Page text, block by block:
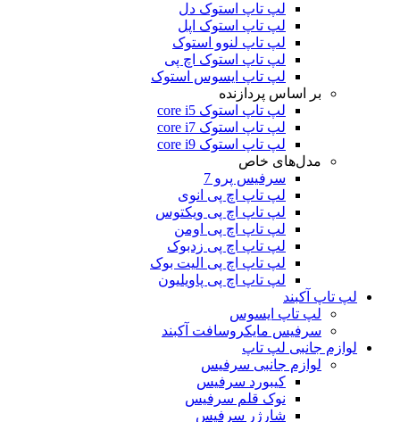
لپ تاپ استوک دل
لپ تاپ استوک اپل
لپ تاپ لنوو استوک
لپ تاپ استوک اچ پی
لپ تاپ ایسوس استوک
بر اساس پردازنده
لپ تاپ استوک core i5
لپ تاپ استوک core i7
لپ تاپ استوک core i9
مدل‌های خاص
سرفیس پرو 7
لپ تاپ اچ پی انوی
لپ تاپ اچ پی ویکتوس
لپ تاپ اچ پی اومن
لپ تاپ اچ پی زدبوک
لپ تاپ اچ پی الیت بوک
لپ تاپ اچ پی پاویلیون
لپ تاپ آکبند
لپ تاپ ایسوس
سرفیس مایکروسافت آکبند
لوازم جانبی لپ تاپ
لوازم جانبی سرفیس
کیبورد سرفیس
نوک قلم سرفیس
شارژر سرفیس